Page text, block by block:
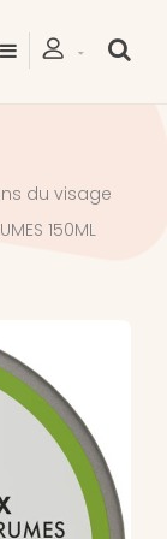
du visage
150ML